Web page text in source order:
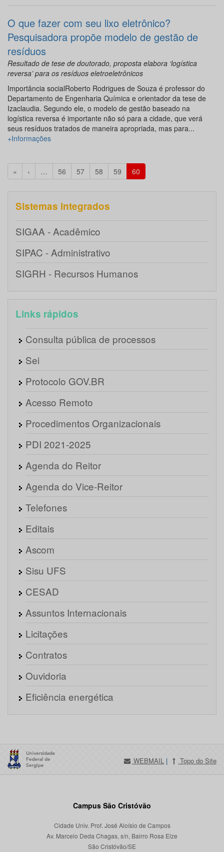
O que fazer com seu lixo eletrônico?
Pesquisadora propõe modelo de gestão de
resíduos
Resultado de tese de doutorado, proposta elabora ‘logística
reversa’ para os resíduos eletroeletrônicos
Importância socialRoberto Rodrigues de Souza é professor do
Departamento de Engenharia Química e orientador da tese de
Izaclaudia. Segundo ele, o modelo de gestão baseado na
logística reversa é importante não só para a cidade, que verá
seus resíduos tratados de maneira apropriada, mas para...
+Informações
« ‹ … 56 57 58 59 60
Sistemas integrados
SIGAA - Acadêmico
SIPAC - Administrativo
SIGRH - Recursos Humanos
Links rápidos
Consulta pública de processos
Sei
Protocolo GOV.BR
Acesso Remoto
Procedimentos Organizacionais
PDI 2021-2025
Agenda do Reitor
Agenda do Vice-Reitor
Telefones
Editais
Ascom
Sisu UFS
CESAD
Assuntos Internacionais
Licitações
Contratos
Ouvidoria
Eficiência energética
WEBMAIL | Topo do Site
Campus São Cristóvão
Cidade Univ. Prof. José Aloísio de Campos
Av. Marcelo Deda Chagas, s/n, Bairro Rosa Elze
São Cristóvão/SE